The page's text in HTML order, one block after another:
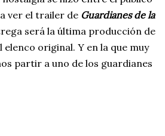
ver el trailer de Guardianes de la
será la última producción de
elenco original. Y en la que muy
partir a uno de los guardianes